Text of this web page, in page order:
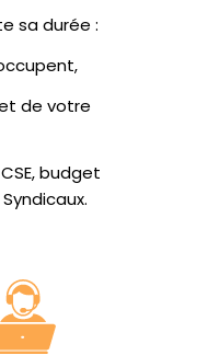
sa durée :
de votre
budget